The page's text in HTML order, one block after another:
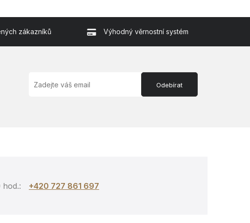
zákazníků Výhodný věrnostní systém
Odebírat
hod.: +420 727 861 697